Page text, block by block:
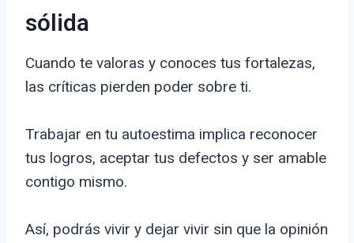
sólida
Cuando te valoras y conoces tus fortalezas,
las críticas pierden poder sobre ti.
Trabajar en tu autoestima implica reconocer
tus logros, aceptar tus defectos y ser amable
contigo mismo.
Así, podrás vivir y dejar vivir sin que la opinión